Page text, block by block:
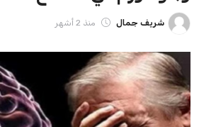
عرب وعالم
اقتصاد
اخبار الرياضة
شريف جمال منذ 2 أشهر